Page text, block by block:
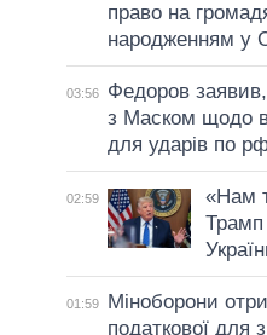
право на
народженням у
03:56
Федоров
з Маском щодо
для ударів по
02:59
«Нам
Трамп
01:59
Міноборони
податкової для